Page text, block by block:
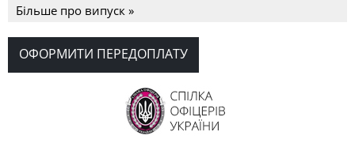
Більше про випуск »
ОФОРМИТИ ПЕРЕДОПЛАТУ